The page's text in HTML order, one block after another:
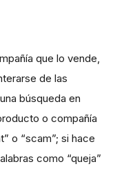
que lo vende,
de las
búsqueda en
o compañía
o “scam”; si hace
como “queja”